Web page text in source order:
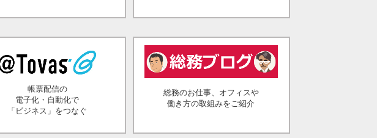
帳票配信の
電子化・自動化で
「ビジネス」をつなぐ
総務のお仕事、オフィスや
働き方の取組みをご紹介